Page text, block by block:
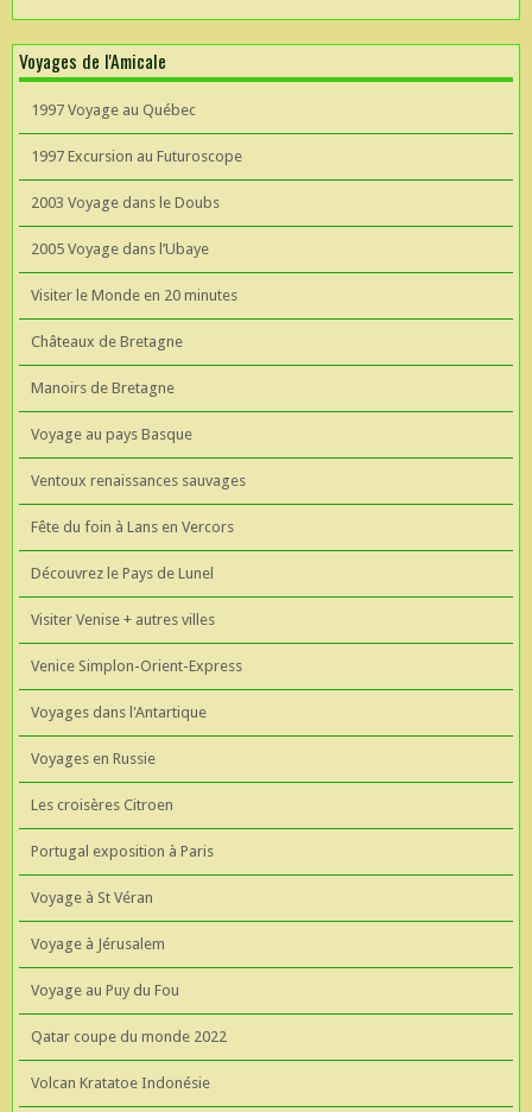
Voyages de l'Amicale
1997 Voyage au Québec
1997 Excursion au Futuroscope
2003 Voyage dans le Doubs
2005 Voyage dans l’Ubaye
Visiter le Monde en 20 minutes
Châteaux de Bretagne
Manoirs de Bretagne
Voyage au pays Basque
Ventoux renaissances sauvages
Fête du foin à Lans en Vercors
Découvrez le Pays de Lunel
Visiter Venise + autres villes
Venice Simplon-Orient-Express
Voyages dans l'Antartique
Voyages en Russie
Les croisères Citroen
Portugal exposition à Paris
Voyage à St Véran
Voyage à Jérusalem
Voyage au Puy du Fou
Qatar coupe du monde 2022
Volcan Kratatoe Indonésie